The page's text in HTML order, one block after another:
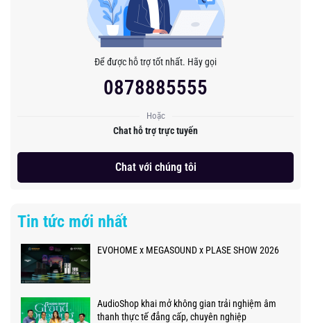
Để được hỗ trợ tốt nhất. Hãy gọi
0878885555
Hoặc
Chat hỗ trợ trực tuyến
Chat với chúng tôi
Tin tức mới nhất
EVOHOME x MEGASOUND x PLASE SHOW 2026
AudioShop khai mở không gian trải nghiệm âm
thanh thực tế đẳng cấp, chuyên nghiệp